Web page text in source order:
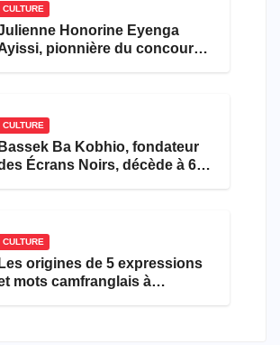
CULTURE
Honorine Eyenga
pionnière du concours
CULTURE
Bassek Ba Kobhio, fondateur
Écrans Noirs, décède à 69
CULTURE
Les origines de 5 expressions
mots camfranglais à